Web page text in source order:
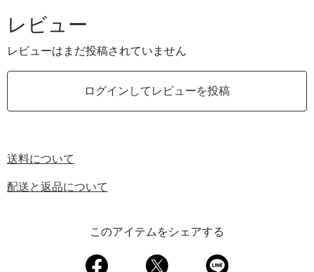
レビュー
レビューはまだ投稿されていません
ログインしてレビューを投稿
送料について
配送と返品について
このアイテムをシェアする